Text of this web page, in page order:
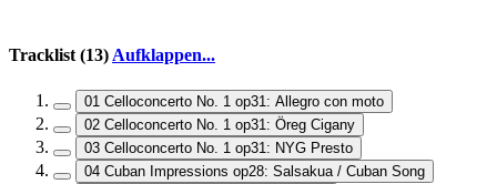
Tracklist (13)Aufklappen...
01 Celloconcerto No. 1 op31: Allegro con moto
02 Celloconcerto No. 1 op31: Öreg Cigany
03 Celloconcerto No. 1 op31: NYG Presto
04 Cuban Impressions op28: Salsakua / Cuban Song